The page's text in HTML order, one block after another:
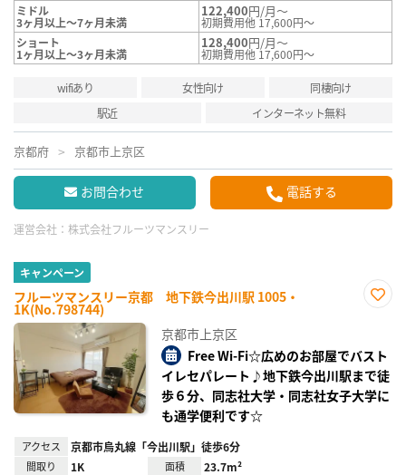
ミドル
3ヶ月以上～7ヶ月未満
122,400円/月～
初期費用他 17,600円～
ショート
1ヶ月以上～3ヶ月未満
128,400円/月～
初期費用他 17,600円～
wifiあり 女性向け
同棲向け
駅近
インターネット無料
京都府 京都市上京区
お問合わせ 電話する
運営会社： 株式会社フルーツマンスリー
キャンペーン
フルーツマンスリー京都 地下鉄今出川駅 1005・
1K(No.798744)
録
京都市上京区
Free Wi-Fi☆広めのお部屋でバスト
イレセパレート♪地下鉄今出川駅まで徒
歩６分、同志社大学・同志社女子大学に
も通学便利です☆
アクセス 京都市烏丸線「今出川駅」徒歩6分
間取り 1K 面積 23.7m²